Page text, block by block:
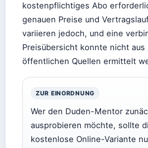
kostenpflichtiges Abo
genauen Preise und
variieren jedoch, und eine
Preisübersicht konnte nicht aus
öffentlichen Quellen ermittelt
ZUR EINORDNUNG
Wer den Duden-Mentor
ausprobieren möchte, sollte
kostenlose Online-Variante